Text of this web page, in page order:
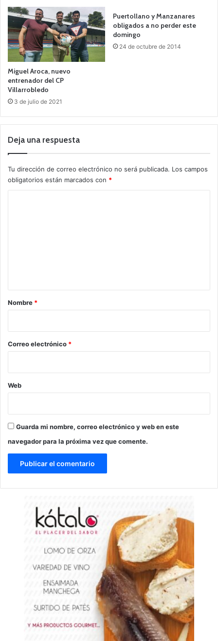
Miguel Aroca, nuevo
entrenador del CP
Villarrobledo
3 de julio de 2021
Puertollano y Manzanares
obligados a no perder este
domingo
24 de octubre de 2014
Deja una respuesta
Tu dirección de correo electrónico no será publicada. Los campos
obligatorios están marcados con *
r
*
Nombre *
Correo electrónico *
Web
Guarda mi nombre, correo electrónico y web en este
navegador para la próxima vez que comente.